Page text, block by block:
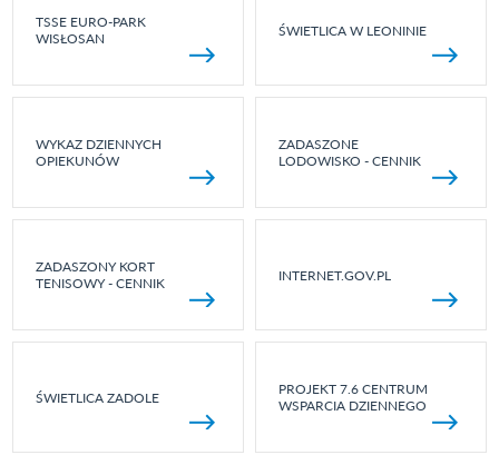
TSSE EURO-PARK
WISŁOSAN
ŚWIETLICA W LEONINIE
WYKAZ DZIENNYCH
OPIEKUNÓW
ZADASZONE
LODOWISKO - CENNIK
ZADASZONY KORT
TENISOWY - CENNIK
INTERNET.GOV.PL
ŚWIETLICA ZADOLE
PROJEKT 7.6 CENTRUM
WSPARCIA DZIENNEGO